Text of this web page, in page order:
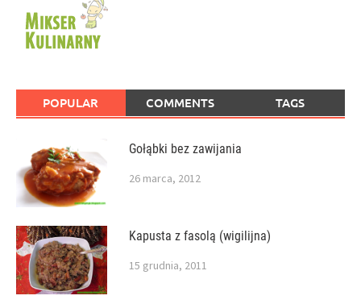
POPULAR COMMENTS TAGS
Gołąbki bez zawijania
26 marca, 2012
Kapusta z fasolą (wigilijna)
15 grudnia, 2011